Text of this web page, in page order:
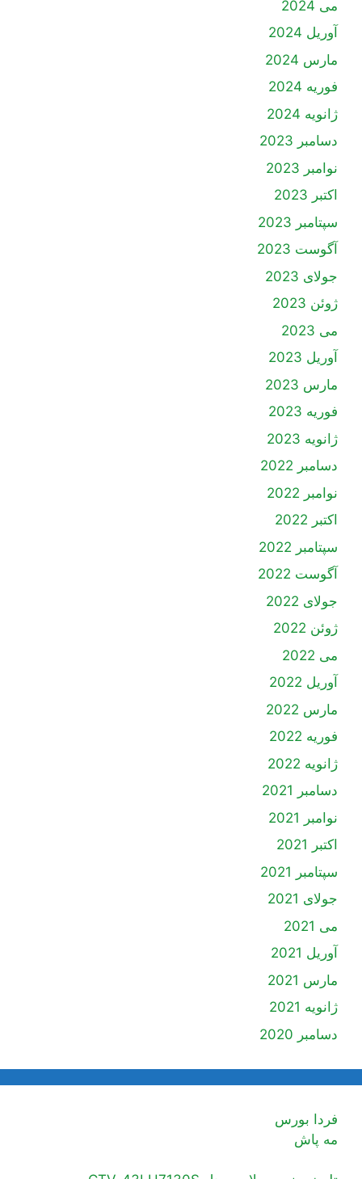
می 2024
آوریل 2024
مارس 2024
فوریه 2024
ژانویه 2024
دسامبر 2023
نوامبر 2023
اکتبر 2023
سپتامبر 2023
آگوست 2023
جولای 2023
ژوئن 2023
می 2023
آوریل 2023
مارس 2023
فوریه 2023
ژانویه 2023
دسامبر 2022
نوامبر 2022
اکتبر 2022
سپتامبر 2022
آگوست 2022
جولای 2022
ژوئن 2022
می 2022
آوریل 2022
مارس 2022
فوریه 2022
ژانویه 2022
دسامبر 2021
نوامبر 2021
اکتبر 2021
سپتامبر 2021
جولای 2021
می 2021
آوریل 2021
مارس 2021
ژانویه 2021
دسامبر 2020
فردا بورس
مه پاش